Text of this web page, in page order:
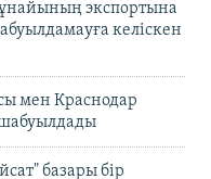
экспортына
келіскен
мен Краснодар
базары бір